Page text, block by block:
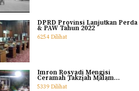
DPRD Provinsi Lanjutkan Perda
& PAW Tahun 2022
6254 Dilihat
Imron Rosyadi Mengisi
Ceramah Takziah Malam
Pertama Ibunda Helmi
5339 Dilihat